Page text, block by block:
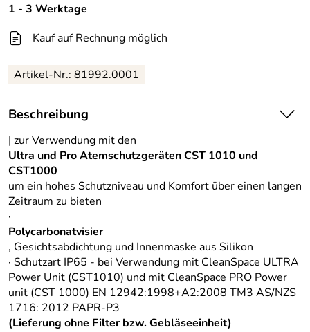
1 - 3 Werktage
Kauf auf Rechnung möglich
Artikel-Nr.: 81992.0001
Beschreibung
| zur Verwendung mit den
Ultra und Pro Atemschutzgeräten CST 1010 und
CST1000
um ein hohes Schutzniveau und Komfort über einen langen
Zeitraum zu bieten
·
Polycarbonatvisier
, Gesichtsabdichtung und Innenmaske aus Silikon
· Schutzart IP65 - bei Verwendung mit CleanSpace ULTRA
Power Unit (CST1010) und mit CleanSpace PRO Power
unit (CST 1000) EN 12942:1998+A2:2008 TM3 AS/NZS
1716: 2012 PAPR-P3
(Lieferung ohne Filter bzw. Gebläseeinheit)